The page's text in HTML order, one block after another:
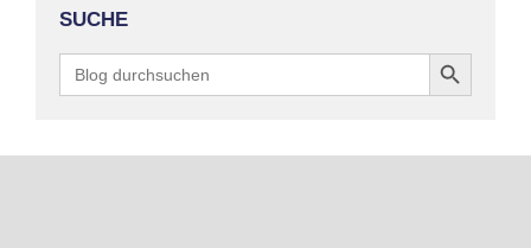
SUCHE
for:
Search Button